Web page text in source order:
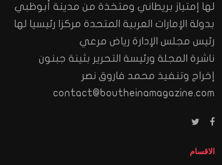
لها إمتياز بريطاني ومتخذة من مدينة أبوظبي
بدولة الإمارات العربية المتحدة مركزا رئيسيا لها
رئيس مجلس الإدارة رياض مرعي
ناشرة المجلة ورئيسة التحرير بثينة جبنون
إخراج وتنفيذ محمد فاروق نصر
contact@boutheinamagazine.com
الاقسام